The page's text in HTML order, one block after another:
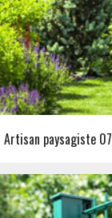
Artisan paysagiste 07